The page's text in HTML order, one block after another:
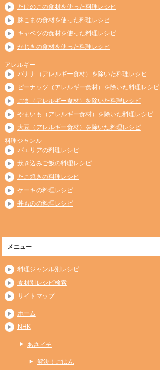
たけのこの食材を使った料理レシピ
豚こまの食材を使った料理レシピ
キャベツの食材を使った料理レシピ
かじきの食材を使った料理レシピ
アレルギー
バナナ（アレルギー食材）を除いた料理レシピ
ピーナッツ（アレルギー食材）を除いた料理レシピ
ごま（アレルギー食材）を除いた料理レシピ
やまいも（アレルギー食材）を除いた料理レシピ
大豆（アレルギー食材）を除いた料理レシピ
料理ジャンル
パエリアの料理レシピ
炊き込みご飯の料理レシピ
たこ焼きの料理レシピ
ケーキの料理レシピ
丼ものの料理レシピ
メニュー
料理ジャンル別レシピ
食材別レシピ検索
サイトマップ
ホーム
NHK
あさイチ
解決！ごはん